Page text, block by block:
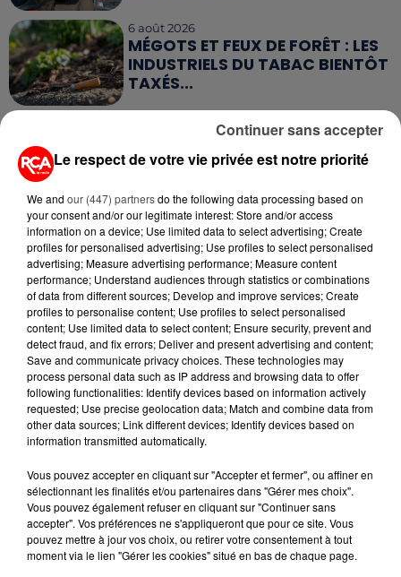
6 août 2026
MÉGOTS ET FEUX DE FORÊT : LES
INDUSTRIELS DU TABAC BIENTÔT
TAXÉS...
CANICULE : POURQUOI LES
BOUTEILLES D'EAU
5 août 2026
MANGER SAINEMENT COÛTE 25 %
PLUS CHER QU'IL Y A CINQ ANS,
ALERTE L’ONU
5 août 2026
QUELLES SONT LES MARQUES QUI
OFFRENT LE MEILLEUR RAPPORT...
RETROUVEZ TOUTE L'ACTU DE LA RÉGION ET
RECEVEZ LES ALERTES INFOS DE LA RÉDACTION
EN TÉLÉCHARGEANT L'APPLICATION MOBILE
RCA
Le respect de votre vie privée est notre priorité
We and our (447) partnersdo the following data processing based on
your consent and/or our legitimate interest: Store and/or access
information on a device; Use limited data to select advertising; Create
profiles for personalised advertising; Use profiles to select personalised
advertising; Measure advertising performance; Measure content
performance; Understand audiences through statistics or combinations
of data from different sources; Develop and improve services; Create
profiles to personalise content; Use profiles to select personalised
content; Use limited data to select content; Ensure security, prevent and
detect fraud, and fix errors; Deliver and present advertising and content;
Save and communicate privacy choices. These technologies may
process personal data such as IP address and browsing data to offer
following functionalities: Identify devices based on information actively
requested; Use precise geolocation data; Match and combine data from
other data sources; Link different devices; Identify devices based on
information transmitted automatically.
Vous pouvez accepter en cliquant sur "Accepter et fermer", ou affiner en
sélectionnant les finalités et/ou partenaires dans "Gérer mes choix".
Vous pouvez également refuser en cliquant sur "Continuer sans
accepter". Vos préférences ne s'appliqueront que pour ce site. Vous
pouvez mettre à jour vos choix, ou retirer votre consentement à tout
moment via le lien "Gérer les cookies" situé en bas de chaque page.
Continuer sans accepter